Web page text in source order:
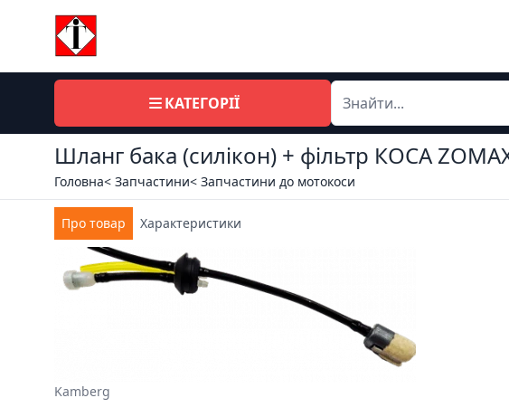
КАТЕГОРІЇ
Шланг бака (силікон) + фільтр КОСА
Головна< Запчастини< Запчастини до мотокоси
Про товар Характеристики
Kamberg